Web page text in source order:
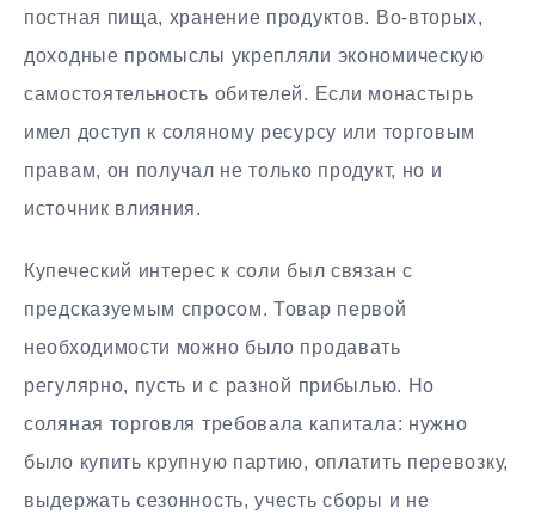
постная пища, хранение продуктов. Во-вторых,
доходные промыслы укрепляли экономическую
самостоятельность обителей. Если монастырь
имел доступ к соляному ресурсу или торговым
правам, он получал не только продукт, но и
источник влияния.
Купеческий интерес к соли был связан с
предсказуемым спросом. Товар первой
необходимости можно было продавать
регулярно, пусть и с разной прибылью. Но
соляная торговля требовала капитала: нужно
было купить крупную партию, оплатить перевозку,
выдержать сезонность, учесть сборы и не